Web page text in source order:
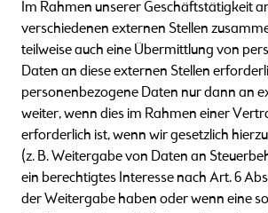
Im Rahmen unserer Geschäftstätigkeit
verschiedenen externen Stellen
teilweise auch eine Übermittlung von
Daten an diese externen Stellen
personenbezogene Daten nur dann an
weiter, wenn dies im Rahmen einer
erforderlich ist, wenn wir gesetzlich
(z. B. Weitergabe von Daten an
ein berechtigtes Interesse nach Art. 6
der Weitergabe haben oder wenn eine